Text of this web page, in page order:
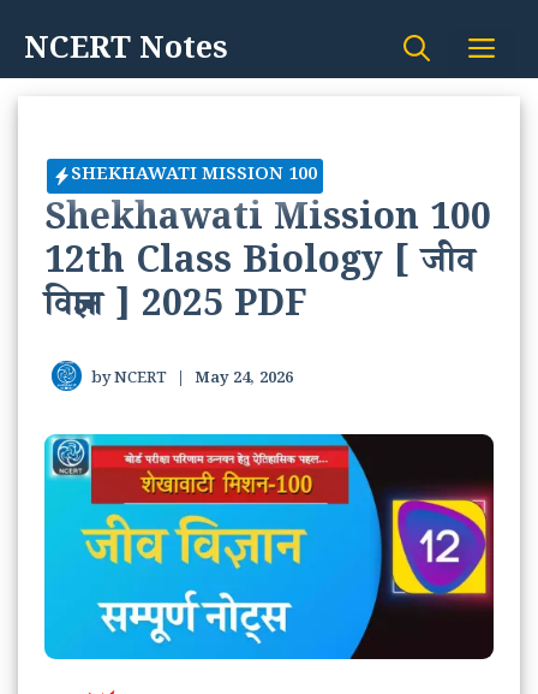
content
NCERT Notes
SHEKHAWATI MISSION 100
Shekhawati Mission 100
12th Class Biology [ जीव
विज्ञान ] 2025 PDF
byNCERT | May 24, 2026